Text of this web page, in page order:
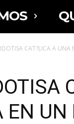
CAT?LICA A
UN